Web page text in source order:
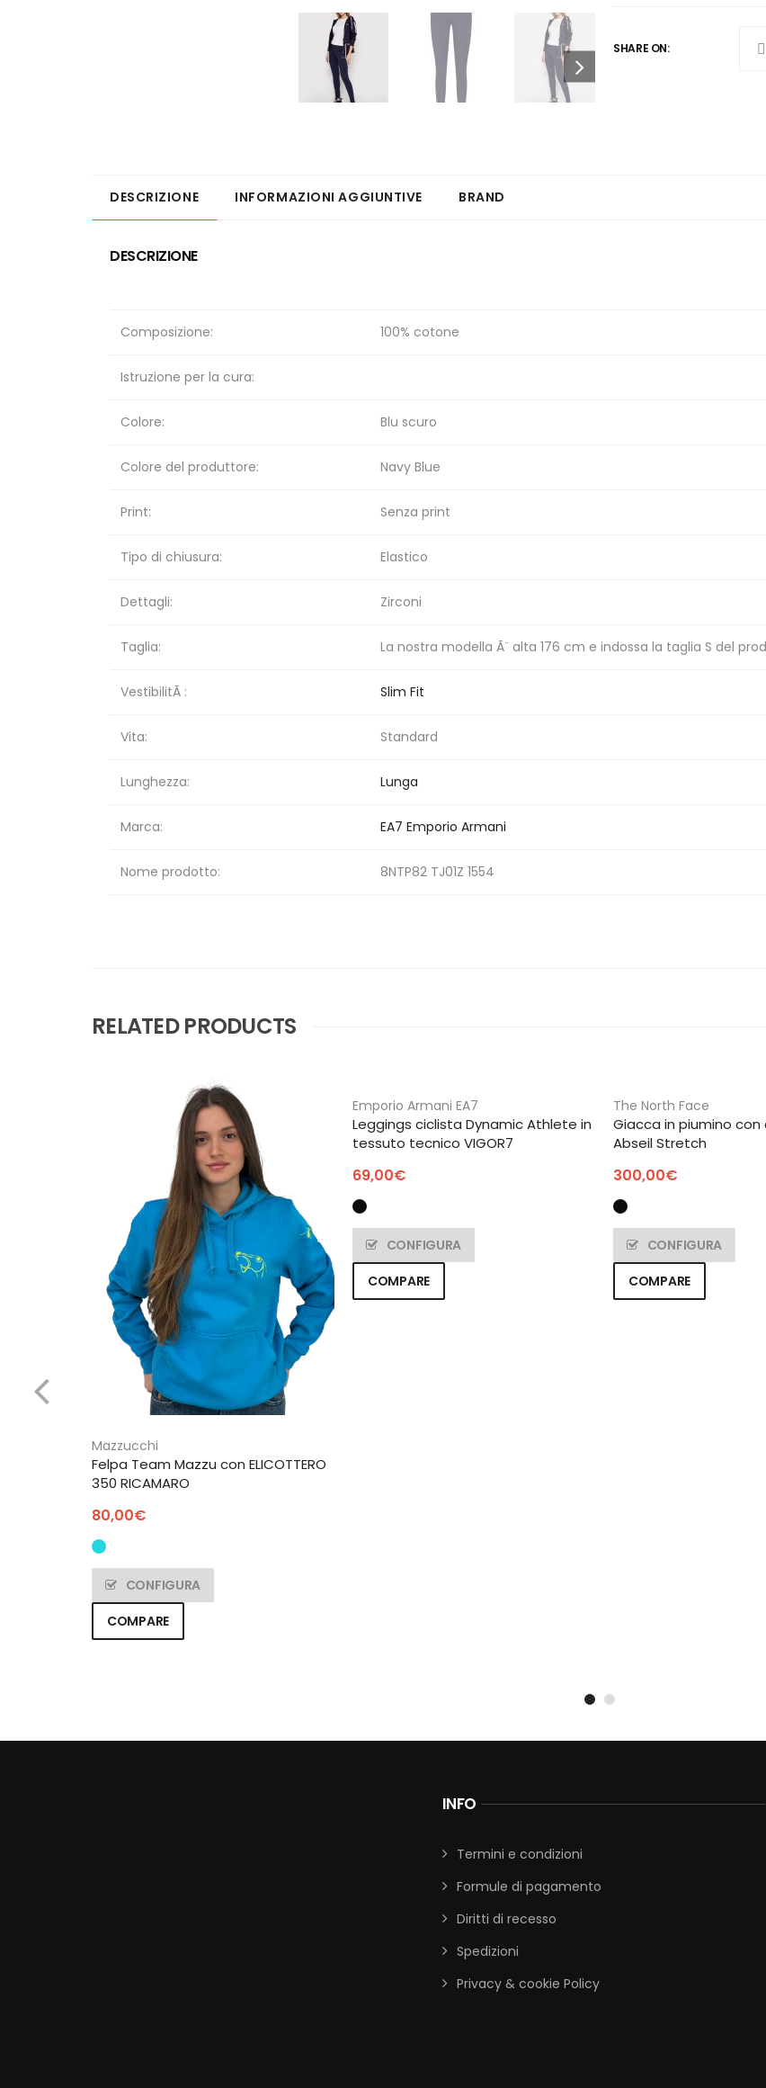
SHARE ON:
DESCRIZIONE INFORMAZIONI AGGIUNTIVE BRAND
DESCRIZIONE
Composizione: 100% cotone
Istruzione per la cura:
Colore: Blu scuro
Colore del produttore: Navy Blue
Print: Senza print
Tipo di chiusura: Elastico
Dettagli: Zirconi
Taglia: La nostra modella Ã¨ alta 176 cm e indossa la taglia S del
VestibilitÃ : Slim Fit
Vita: Standard
Lunghezza: Lunga
Marca: EA7 Emporio Armani
Nome prodotto: 8NTP82 TJ01Z 1554
RELATED PRODUCTS
Mazzucchi
Felpa Team Mazzu con ELICOTTERO
350 RICAMARO
80,00€
CONFIGURA
COMPARE
Emporio Armani EA7
Leggings ciclista Dynamic Athlete in
tessuto tecnico VIGOR7
69,00€
CONFIGURA
COMPARE
The North Face
Giacca in piumino
Abseil Stretch
300,00€
CONFIGURA
COMPARE
INFO
Termini e condizioni
Formule di pagamento
Diritti di recesso
Spedizioni
Privacy & cookie Policy